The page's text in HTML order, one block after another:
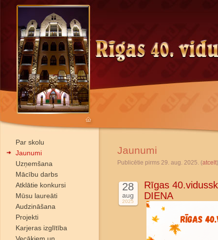
Par skolu
Jaunumi
Uzņemšana
Mācību darbs
Atklātie konkursi
Mūsu laureāti
Audzināšana
Projekti
Karjeras izglītība
Jaunumi
Publicētie pirms 29. aug. 2025. (atcelt)
28
aug
2025
Rīgas
DIENA